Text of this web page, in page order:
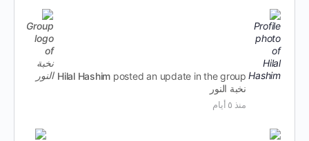
Hilal Hashim posted an update in the group
نخبة النور
منذ ٥ أيام